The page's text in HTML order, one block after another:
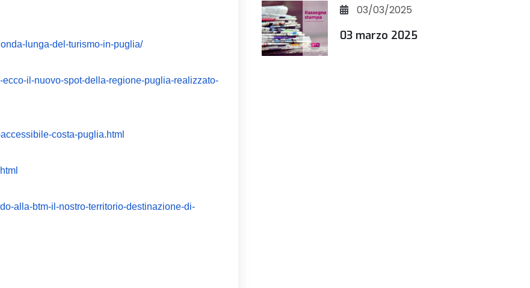
lunga-del-turismo-in-puglia/
il-nuovo-spot-della-regione-puglia-realizzato-
costa-puglia.html
alla-btm-il-nostro-territorio-destinazione-di-
03/03/2025
03 marzo 2025